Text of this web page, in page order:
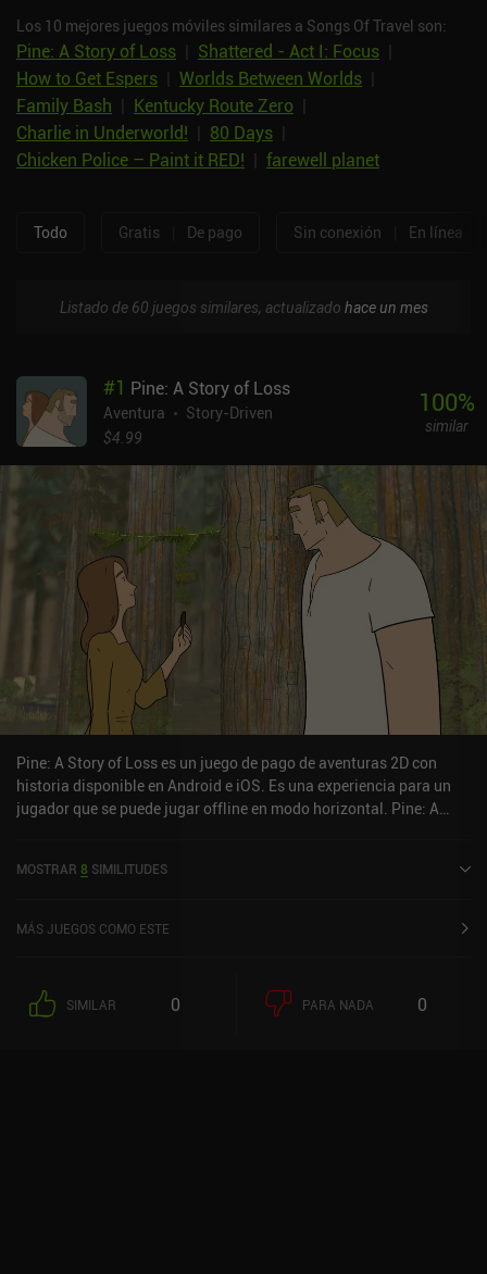
Los 10 mejores juegos móviles similares a Songs Of Travel son:
Pine: A Story of Loss Shattered - Act I: Focus
How to Get Espers
Worlds Between Worlds
Family Bash
Kentucky Route Zero
Charlie in Underworld!
80 Days
Chicken Police – Paint it RED!
farewell planet
Todo Gratis De pago Sin conexión En línea
Listado de 60 juegos similares, actualizado hace un mes
#1 Pine: A Story of Loss
Aventura
Story-Driven
$4.99
100%
similar
Pine: A Story of Loss es un juego de pago de aventuras 2D con
historia disponible en Android e iOS. Es una experiencia para un
jugador que se puede jugar offline en modo horizontal. Pine: A
MOSTRAR 8 SIMILITUDES
MÁS JUEGOS COMO ESTE
SIMILAR 0 PARA NADA 0